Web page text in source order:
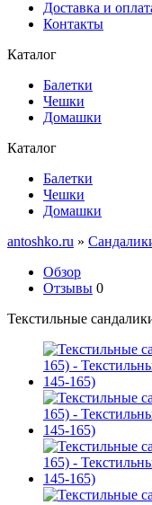
Доставка и
Контакты
Каталог
Балетки
Чешки
Домашки
Каталог
Балетки
Чешки
Домашки
antoshko.ru »
Обзор
Отзывы 0
Текстильные